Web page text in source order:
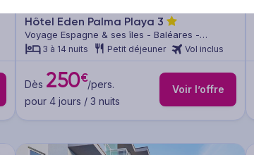
Hôtel Eden Palma Playa 3
Voyage Espagne & ses îles - Baléares -
Majorque
3 à 14 nuits Petit déjeuner Vol inclus
Dès 250€/pers.
pour 4 jours / 3 nuits
Voir l’offre